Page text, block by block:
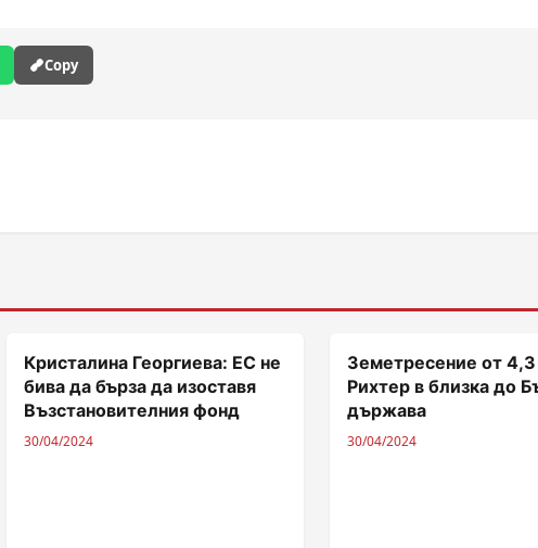
Copy
Кристалина Георгиева: ЕС не
бива да бърза да изоставя
Възстановителния фонд
30/04/2024
Земетресение от
Рихтер в близка до
държава
30/04/2024